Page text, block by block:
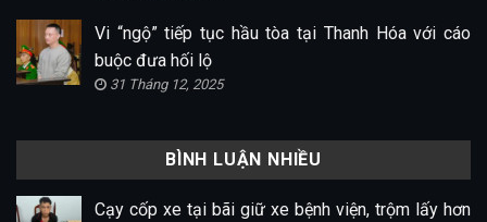
Vi “ngộ” tiếp tục hầu tòa tại Thanh Hóa với cáo
buộc đưa hối lộ
31 Tháng 12, 2025
BÌNH LUẬN NHIỀU
Cạy cốp xe tại bãi giữ xe bệnh viện, trộm lấy hơn